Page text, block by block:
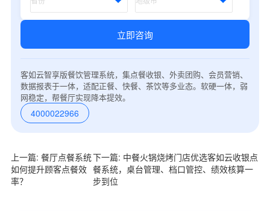
立即咨询
客如云智享版餐饮管理系统，集点餐收银、外卖团购、会员营销、
数据报表于一体，适配正餐、快餐、茶饮等多业态。软硬一体，弱
网稳定，帮餐厅实现降本提效。
4000022966
上一篇: 餐厅点餐系统
如何提升顾客点餐效
率？
下一篇: 中餐火锅烧烤门店优选客如云收银点
餐系统，桌台管理、档口管控、绩效核算一
步到位